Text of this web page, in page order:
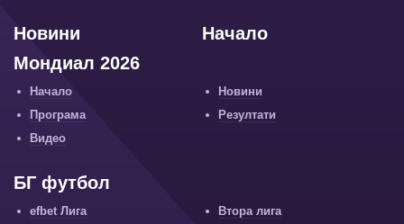
Начало
Новини
Мондиал 2026
Начало
Новини
Програма
Резултати
Видео
БГ футбол
efbet Лига
Втора лига